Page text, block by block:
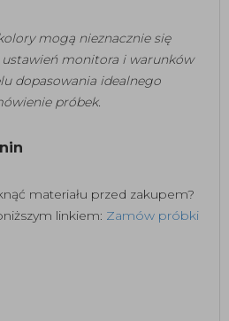
mogą nieznacznie się
monitora i warunków
dopasowania idealnego
próbek.
materiału przed zakupem?
linkiem: Zamów próbki